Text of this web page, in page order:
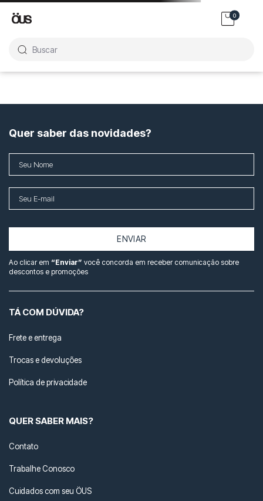
0
Quer saber das novidades?
ENVIAR
Ao clicar em “Enviar” você concorda em receber comunicação sobre
descontos e promoções
TÁ COM DÚVIDA?
Frete e entrega
Trocas e devoluções
Política de privacidade
QUER SABER MAIS?
Contato
Trabalhe Conosco
Cuidados com seu ÖUS